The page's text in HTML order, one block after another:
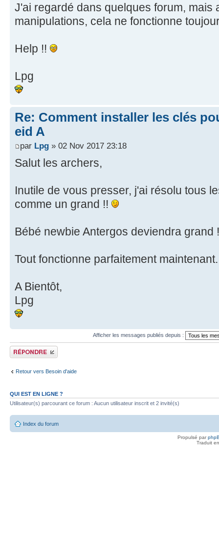
J'ai regardé dans quelques forum, mais
manipulations, cela ne fonctionne
Help !!
Lpg
Re: Comment installer les clés
eid A
par Lpg » 02 Nov 2017 23:18
Salut les archers,
Inutile de vous presser, j'ai résolu tous
comme un grand !!
Bébé newbie Antergos deviendra grand
Tout fonctionne parfaitement
A Bientôt,
Lpg
Afficher les messages publiés depuis :
Publier une réponse
Retour vers Besoin d'aide
QUI EST EN LIGNE ?
Utilisateur(s) parcourant ce forum : Aucun utilisateur inscrit et 2 invité(s)
Index du forum
Propulsé par
Traduit